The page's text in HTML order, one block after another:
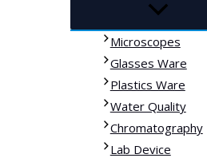
Microscopes
Glasses Ware
Plastics Ware
Water Quality
Chromatography
Lab Device